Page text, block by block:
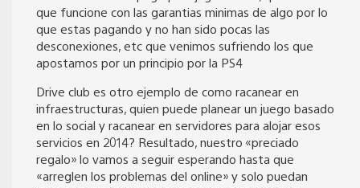
que funcione con las garantias minimas de algo por lo
que estas pagando y no han sido pocas las
desconexiones, etc que venimos sufriendo los que
apostamos por un principio por la PS4
Drive club es otro ejemplo de como racanear en
infraestructuras, quien puede planear un juego basado
en lo social y racanear en servidores para alojar esos
servicios en 2014? Resultado, nuestro «preciado
regalo» lo vamos a seguir esperando hasta que
«arreglen los problemas del online» y solo puedan